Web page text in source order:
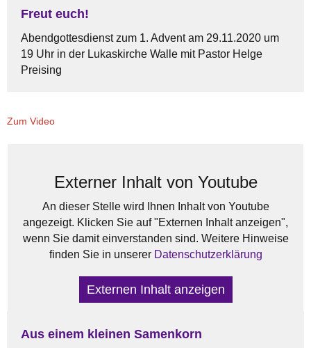
Freut euch!
Abendgottesdienst zum 1. Advent am 29.11.2020 um
19 Uhr in der Lukaskirche Walle mit Pastor Helge
Preising
Zum Video
Externer Inhalt von Youtube
An dieser Stelle wird Ihnen Inhalt von Youtube
angezeigt. Klicken Sie auf "Externen Inhalt anzeigen",
wenn Sie damit einverstanden sind. Weitere Hinweise
finden Sie in unserer Datenschutzerklärung
Externen Inhalt anzeigen
Aus einem kleinen Samenkorn